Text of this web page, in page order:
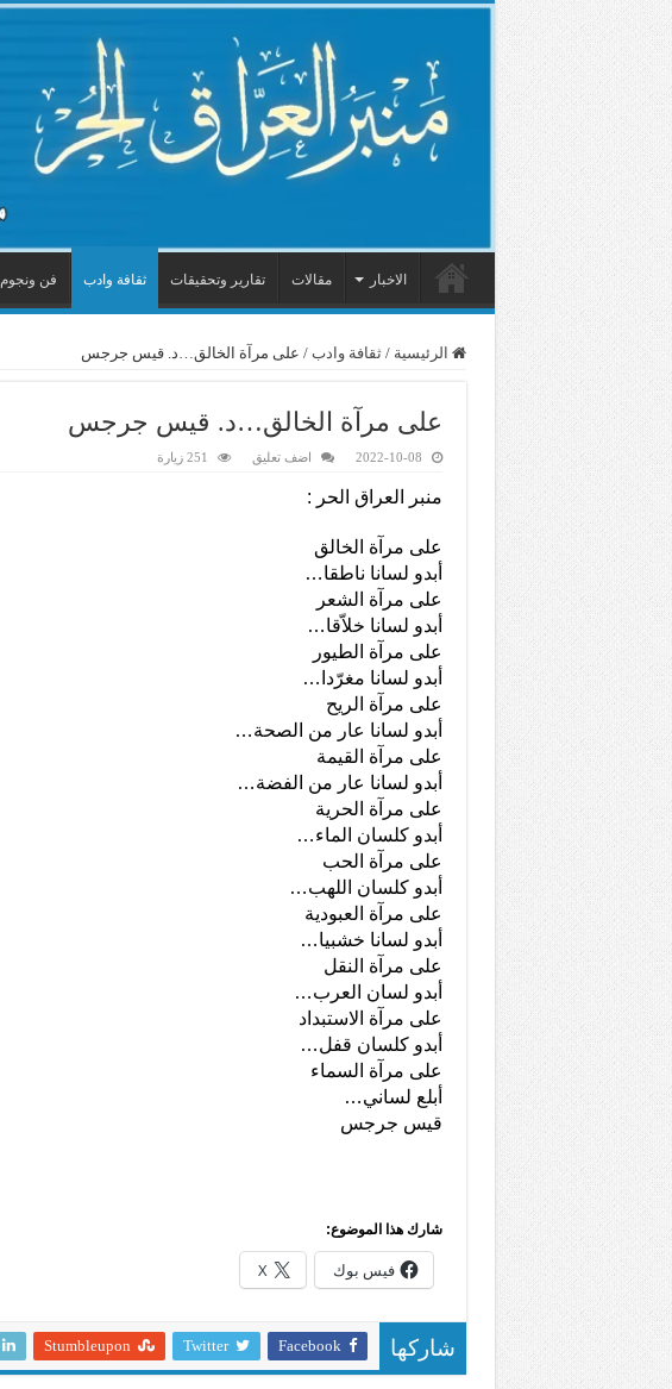
الاخبار مقالات تقارير وتحقيقات ثقافة وادب فن ونجوم
الرئيسية / ثقافة وادب / على مرآة الخالق…د. قيس جرجس
على مرآة الخالق…د. قيس جرجس
2022-10-08 اضف تعليق 251 زيارة
منبر العراق الحر :
على مرآة الخالق
أبدو لسانا ناطقا…
على مرآة الشعر
أبدو لسانا خلاّقا…
على مرآة الطيور
أبدو لسانا مغرّدا…
على مرآة الريح
أبدو لسانا عار من الصحة…
على مرآة القيمة
أبدو لسانا عار من الفضة…
على مرآة الحرية
أبدو كلسان الماء…
على مرآة الحب
أبدو كلسان اللهب…
على مرآة العبودية
أبدو لسانا خشبيا…
على مرآة النقل
أبدو لسان العرب…
على مرآة الاستبداد
أبدو كلسان قفل…
على مرآة السماء
أبلع لساني…
قيس جرجس
شارك هذا الموضوع:
فيس بوك X
شاركها Facebook
Twitter
Stumbleupon